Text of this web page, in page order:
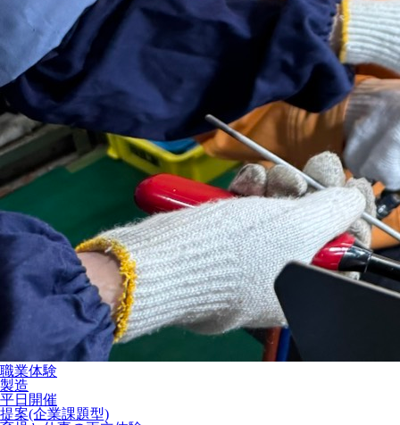
職業体験
製造
平日開催
提案(企業課題型)